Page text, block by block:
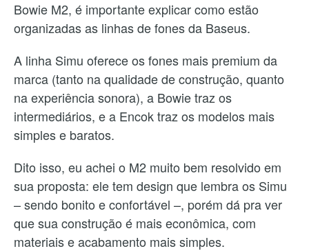
Bowie M2, é importante explicar como estão
organizadas as linhas de fones da Baseus.
A linha Simu oferece os fones mais premium da
marca (tanto na qualidade de construção, quanto
na experiência sonora), a Bowie traz os
intermediários, e a Encok traz os modelos mais
simples e baratos.
Dito isso, eu achei o M2 muito bem resolvido em
sua proposta: ele tem design que lembra os Simu
– sendo bonito e confortável –, porém dá pra ver
que sua construção é mais econômica, com
materiais e acabamento mais simples.